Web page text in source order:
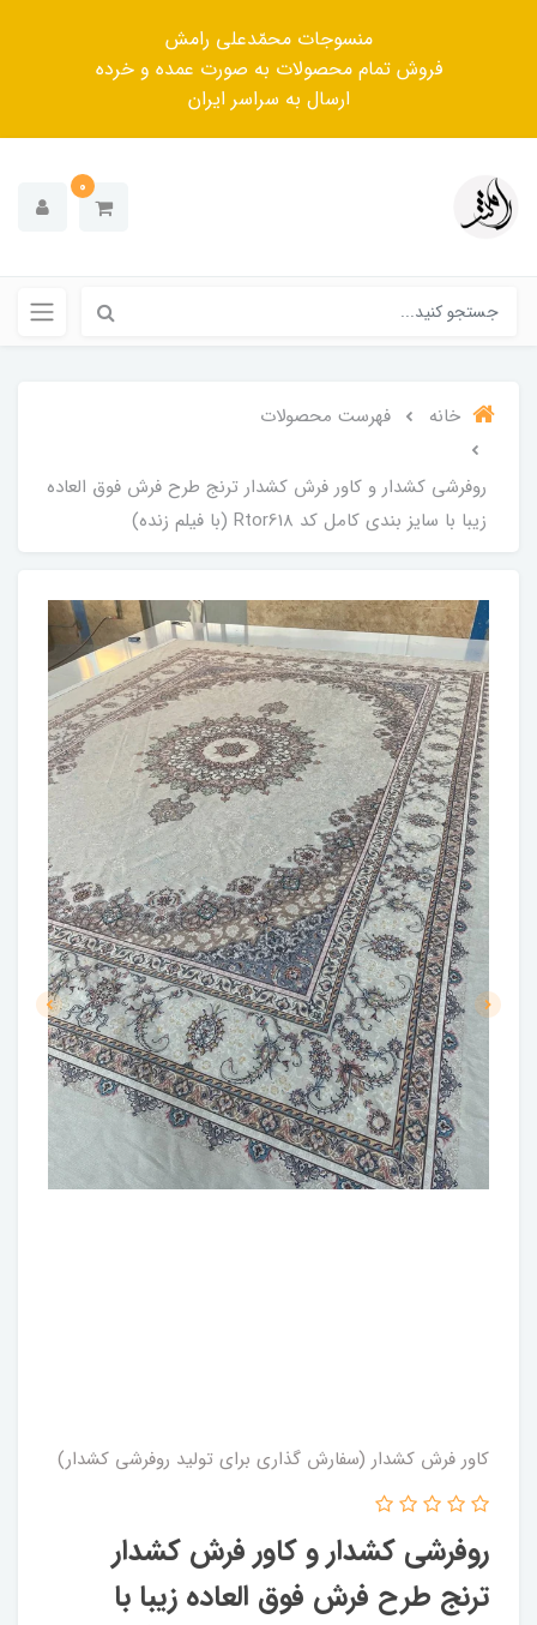
منسوجات محمّدعلی رامش
فروش تمام محصولات به صورت عمده و خرده
ارسال به سراسر ایران
0
خانه فهرست محصولات
روفرشی کشدار و کاور فرش کشدار ترنج طرح فرش فوق العاده
زیبا با سایز بندی کامل کد Rtor618 (با فیلم زنده)
کاور فرش کشدار (سفارش گذاری برای تولید روفرشی کشدار)
روفرشی کشدار و کاور فرش کشدار
ترنج طرح فرش فوق العاده زیبا با